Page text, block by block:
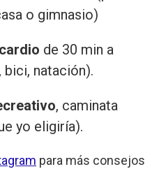
o gimnasio)
de 30 min a
natación).
, caminata
yo eligiría).
para más consejos